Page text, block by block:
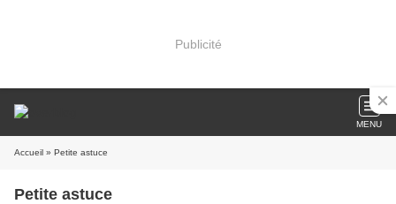
Publicité
MENU
Accueil » Petite astuce
Petite astuce